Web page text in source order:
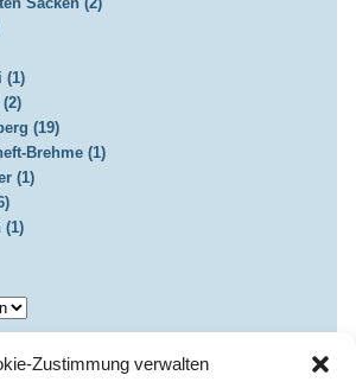
Zustimmung verwalten
(1)
(19)
Brehme (1)
(1)
(1)
& DATENSCHUTZ